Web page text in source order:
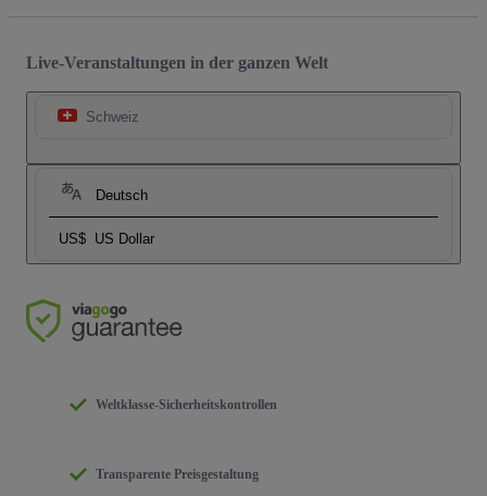
Live-Veranstaltungen in der ganzen Welt
Schweiz
Deutsch
US$ US Dollar
Weltklasse-Sicherheitskontrollen
Transparente Preisgestaltung